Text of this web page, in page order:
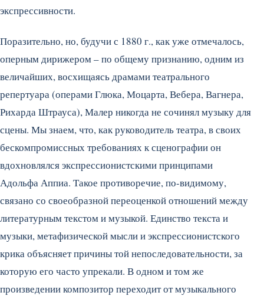
экспрессивности.
Поразительно, но, будучи с 1880 г., как уже отмечалось,
оперным дирижером – по общему признанию, одним из
величайших, восхищаясь драмами театрального
репертуара (операми Глюка, Моцарта, Вебера, Вагнера,
Рихарда Штрауса), Малер никогда не сочинял музыку для
сцены. Мы знаем, что, как руководитель театра, в своих
бескомпромиссных требованиях к сценографии он
вдохновлялся экспрессионистскими принципами
Адольфа Аппиа. Такое противоречие, по-видимому,
связано со своеобразной переоценкой отношений между
литературным текстом и музыкой. Единство текста и
музыки, метафизической мысли и экспрессионистского
крика объясняет причины той непоследовательности, за
которую его часто упрекали. В одном и том же
произведении композитор переходит от музыкального